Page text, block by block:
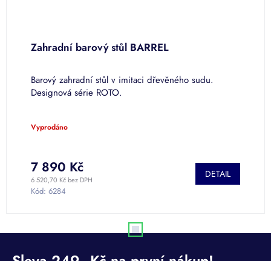
Zahradní barový stůl BARREL
Barový zahradní stůl v imitaci dřevěného sudu.
Designová série ROTO.
Vyprodáno
6 520,70 Kč bez DPH
7 890 Kč DETAIL
Kód: 6284